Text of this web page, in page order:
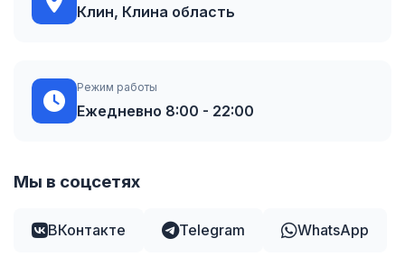
Клин, Клина область
Режим работы
Ежедневно 8:00 - 22:00
Мы в соцсетях
ВКонтакте Telegram WhatsApp